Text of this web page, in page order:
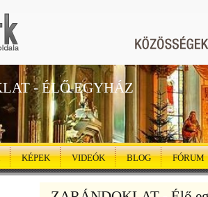
- ÉLŐ EGYHÁZ
KÉPEK VIDEÓK BLOG FÓRUM